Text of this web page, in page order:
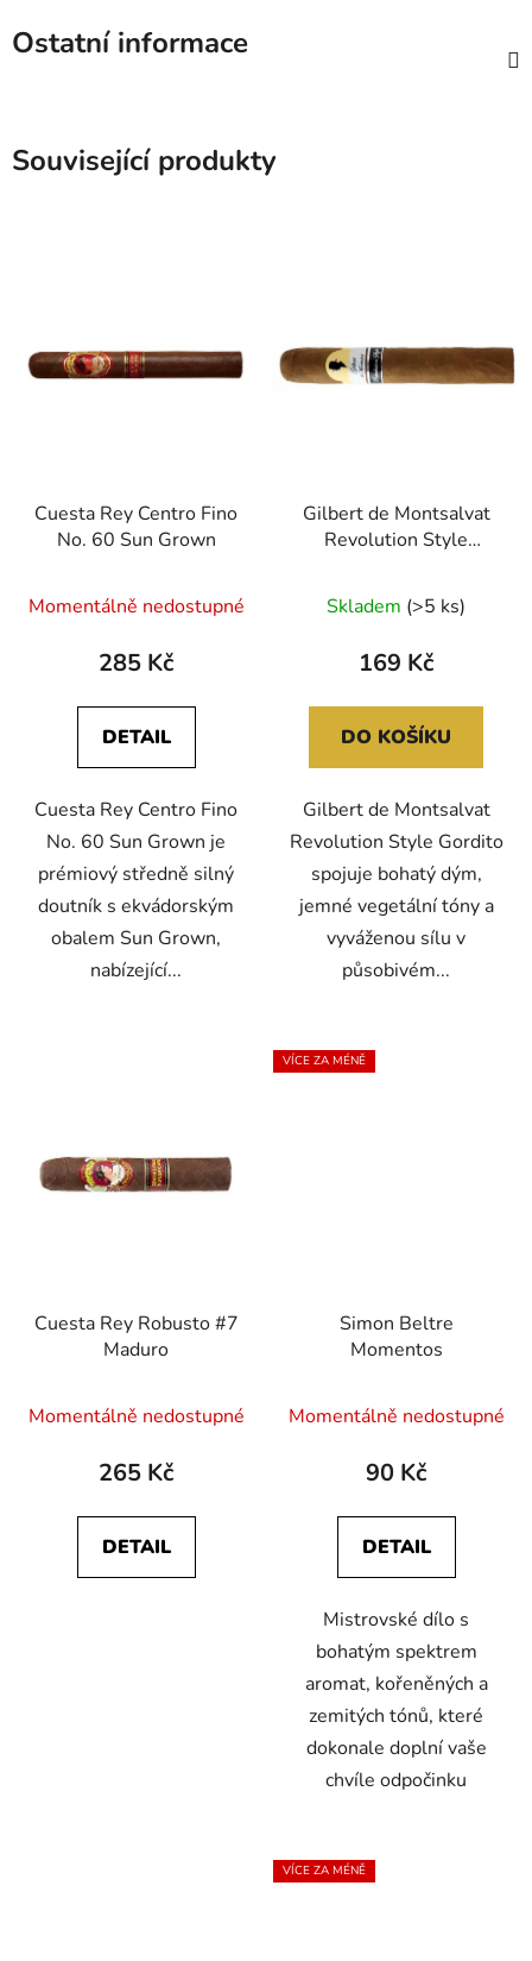
Ostatní informace
Související produkty
Cuesta Rey Centro Fino
No. 60 Sun Grown
Momentálně nedostupné
285 Kč
DETAIL
Cuesta Rey Centro Fino
No. 60 Sun Grown je
prémiový středně silný
doutník s ekvádorským
obalem Sun Grown,
nabízející...
Gilbert de Montsalvat
Revolution Style
Skladem (>5 ks)
169 Kč
DO KOŠÍKU
Gilbert de Montsalvat
Revolution Style Gordito
spojuje bohatý dým,
jemné vegetální tóny a
vyváženou sílu v
působivém...
Cuesta Rey Robusto #7
Maduro
Momentálně nedostupné
265 Kč
DETAIL
VÍCE ZA MÉNĚ
Simon Beltre
Momentos
Momentálně nedostupné
90 Kč
DETAIL
Mistrovské dílo s
bohatým spektrem
aromat, kořeněných a
zemitých tónů, které
dokonale doplní vaše
chvíle odpočinku
VÍCE ZA MÉNĚ